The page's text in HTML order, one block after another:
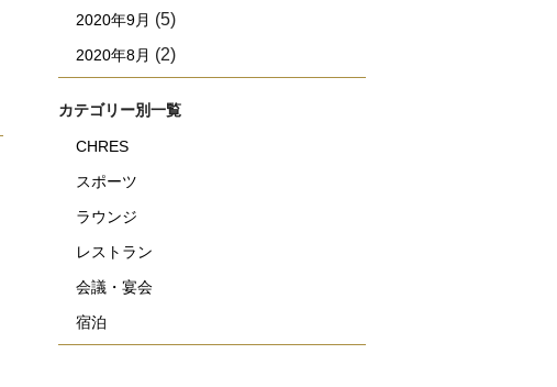
2020年9月 (5)
2020年8月 (2)
カテゴリー別一覧
CHRES
スポーツ
ラウンジ
レストラン
会議・宴会
宿泊